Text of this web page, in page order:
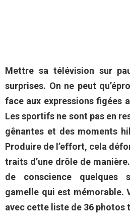
Mettre sa télévision sur
surprises. On ne peut
face aux expressions figées
Les sportifs ne sont pas en
gênantes et des moments
Produire de l’effort, cela
traits d’une drôle de
de conscience quelques
gamelle qui est mémorable.
avec cette liste de 36 photos